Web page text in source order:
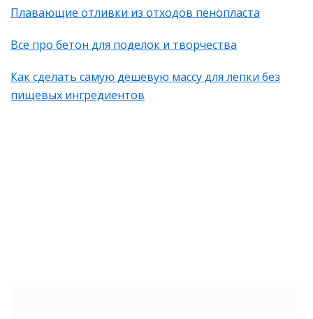
Плавающие отливки из отходов пенопласта
Всё про бетон для поделок и творчества
Как сделать самую дешевую массу для лепки без
пищевых ингредиентов